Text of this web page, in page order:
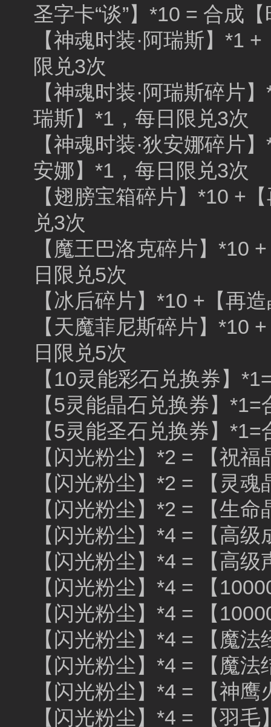
圣字卡“谈”】*10 = 合成
【神魂时装·阿瑞斯】*1
限兑3次
【神魂时装·阿瑞斯碎片
瑞斯】*1，每日限兑3次
【神魂时装·狄安娜碎片
安娜】*1，每日限兑3次
【翅膀宝箱碎片】*10 +
兑3次
【魔王巴洛克碎片】*10
日限兑5次
【冰后碎片】*10 +【再
【天魔菲尼斯碎片】*10
日限兑5次
【10灵能彩石兑换券】
【5灵能晶石兑换券】
【5灵能圣石兑换券】
【闪光粉尘】*2 = 【祝
【闪光粉尘】*2 = 【灵
【闪光粉尘】*2 = 【生
【闪光粉尘】*4 = 【高
【闪光粉尘】*4 = 【高
【闪光粉尘】*4 = 【
【闪光粉尘】*4 = 【
【闪光粉尘】*4 = 【魔
【闪光粉尘】*4 = 【魔
【闪光粉尘】*4 = 【神
【闪光粉尘】*4 = 【羽